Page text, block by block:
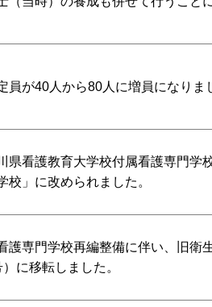
員が40人から80人に増員になりま
県看護教育大学校付属看護専門学
校」に改められました。
護専門学校再編整備に伴い、旧衛
に移転しました。